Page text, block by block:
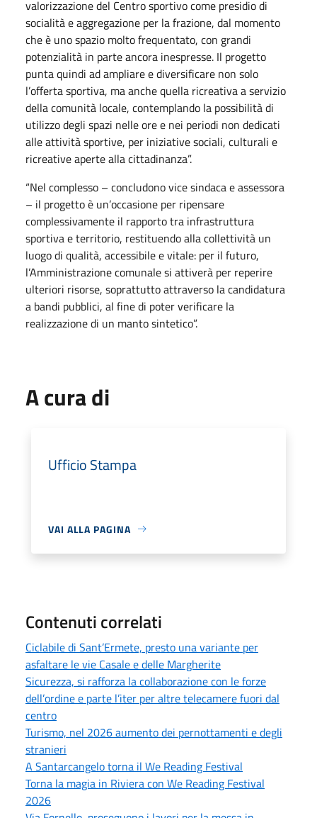
valorizzazione del Centro sportivo come presidio di
socialità e aggregazione per la frazione, dal momento
che è uno spazio molto frequentato, con grandi
potenzialità in parte ancora inespresse. Il progetto
punta quindi ad ampliare e diversificare non solo
l’offerta sportiva, ma anche quella ricreativa a servizio
della comunità locale, contemplando la possibilità di
utilizzo degli spazi nelle ore e nei periodi non dedicati
alle attività sportive, per iniziative sociali, culturali e
ricreative aperte alla cittadinanza”.
“Nel complesso – concludono vice sindaca e assessora
– il progetto è un’occasione per ripensare
complessivamente il rapporto tra infrastruttura
sportiva e territorio, restituendo alla collettività un
luogo di qualità, accessibile e vitale: per il futuro,
l’Amministrazione comunale si attiverà per reperire
ulteriori risorse, soprattutto attraverso la candidatura
a bandi pubblici, al fine di poter verificare la
realizzazione di un manto sintetico”.
A cura di
Ufficio Stampa
VAI ALLA PAGINA
Contenuti correlati
Ciclabile di Sant’Ermete, presto una variante per
asfaltare le vie Casale e delle Margherite
Sicurezza, si rafforza la collaborazione con le forze
dell’ordine e parte l’iter per altre telecamere fuori dal
centro
Turismo, nel 2026 aumento dei pernottamenti e degli
stranieri
A Santarcangelo torna il We Reading Festival
Torna la magia in Riviera con We Reading Festival
2026